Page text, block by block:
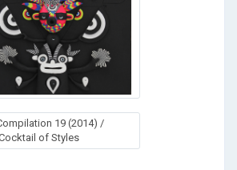
19 (2014) /
of Styles